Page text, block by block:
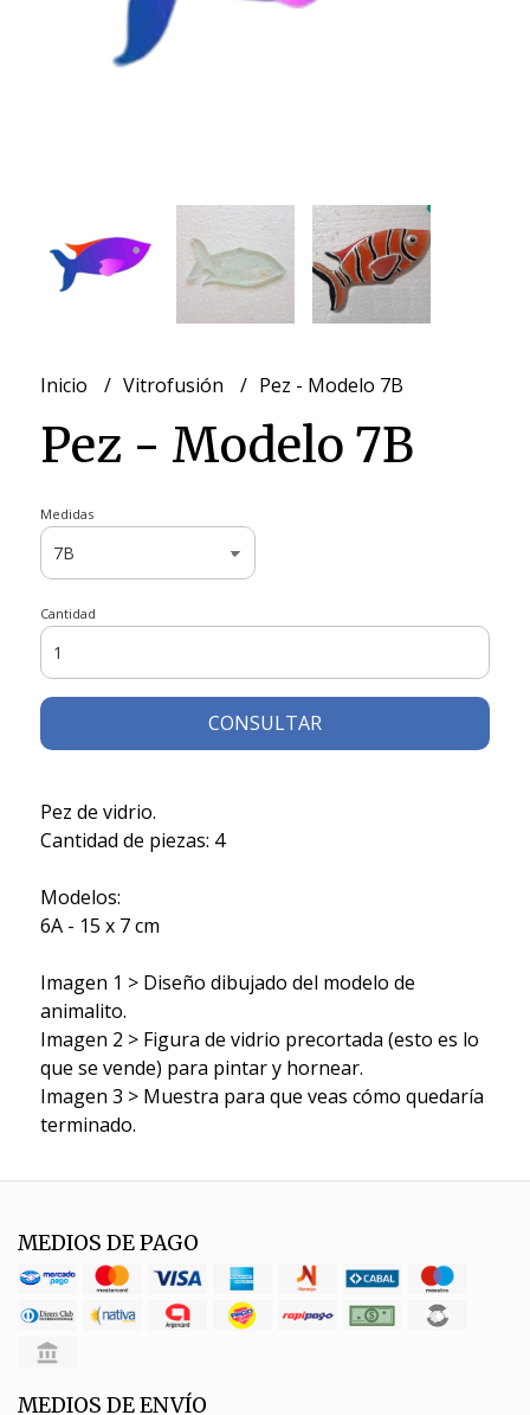
Inicio Vitrofusión Pez - Modelo 7B
Pez - Modelo 7B
Medidas
Cantidad
CONSULTAR
Pez de vidrio.
Cantidad de piezas: 4
Modelos:
6A - 15 x 7 cm
Imagen 1 > Diseño dibujado del modelo de
animalito.
Imagen 2 > Figura de vidrio precortada (esto es lo
que se vende) para pintar y hornear.
Imagen 3 > Muestra para que veas cómo quedaría
terminado.
MEDIOS DE PAGO
MEDIOS DE ENVÍO